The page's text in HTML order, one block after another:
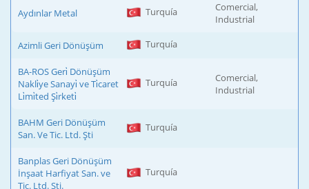
Aydınlar Metal Turquía
Comercial,
Industrial
Azimli Geri Dönüşüm Turquía
BA-ROS Geri̇ Dönüşüm
Nakli̇ye Sanayi̇ ve Ti̇caret
Li̇mi̇ted Şi̇rketi̇
Turquía
Comercial,
Industrial
BAHM Geri Dönüşüm
San. Ve Tic. Ltd. Şti
Turquía
Banplas Geri Dönüşüm
İnşaat Harfiyat San. ve
Tic. Ltd. Şti.
Turquía